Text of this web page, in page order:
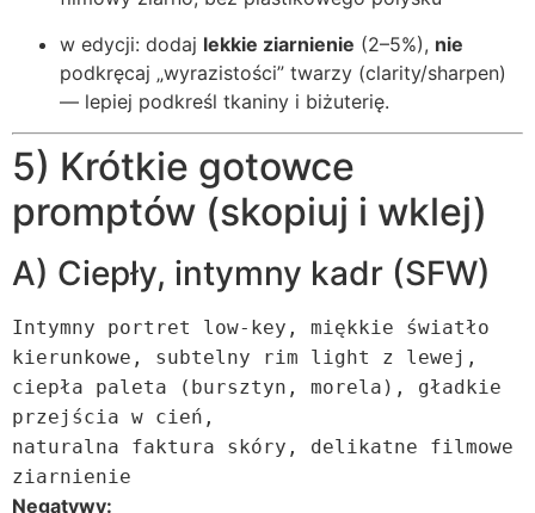
w edycji: dodaj lekkie ziarnienie (2–5%), nie
podkręcaj „wyrazistości” twarzy (clarity/sharpen)
— lepiej podkreśl tkaniny i biżuterię.
5) Krótkie gotowce
promptów (skopiuj i wklej)
A) Ciepły, intymny kadr (SFW)
Intymny portret low-key, miękkie światło
kierunkowe, subtelny rim light z lewej,
ciepła paleta (bursztyn, morela), gładkie
przejścia w cień,
naturalna faktura skóry, delikatne filmowe
ziarnienie
Negatywy: